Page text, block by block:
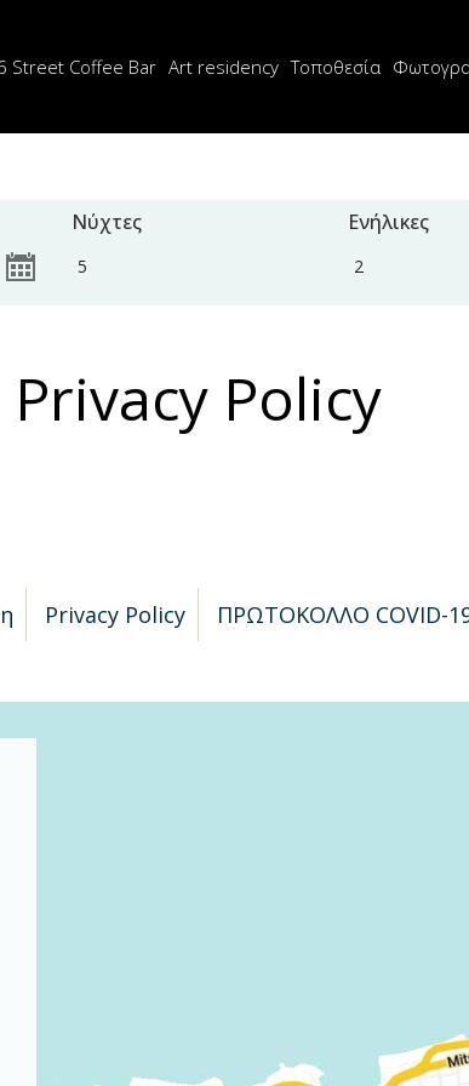
Street Coffee Bar Art residency Τοποθεσία
Νύχτες Ενήλικες
Privacy Policy
Privacy Policy ΠΡΩΤΟΚΟΛΛΟ COVID-